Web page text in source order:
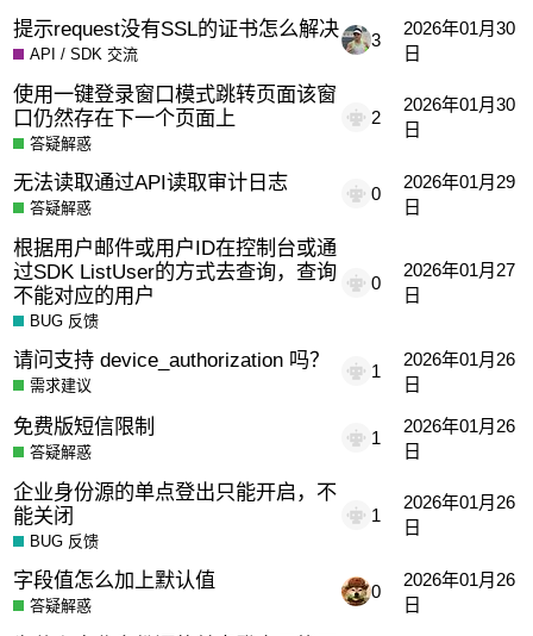
提示request没有SSL的证书怎么解决
API / SDK 交流
3
2026年01月30
日
使用一键登录窗口模式跳转页面该窗
口仍然存在下一个页面上
答疑解惑
2
2026年01月30
日
无法读取通过API读取审计日志
答疑解惑
0
2026年01月29
日
根据用户邮件或用户ID在控制台或通
过SDK ListUser的方式去查询，查询
不能对应的用户
BUG 反馈
0
2026年01月27
日
请问支持 device_authorization 吗？
需求建议
1
2026年01月26
日
免费版短信限制
答疑解惑
1
2026年01月26
日
企业身份源的单点登出只能开启，不
能关闭
BUG 反馈
1
2026年01月26
日
字段值怎么加上默认值
答疑解惑
0
2026年01月26
日